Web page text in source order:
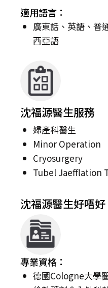
適用語言：
廣東話、英語、普
西亞語
沈福源醫生服務
婦產科醫生
Minor Operation
Cryosurgery
Tubel Jaefflation
沈福源醫生好唔好
專業資格：
德國Cologne大學